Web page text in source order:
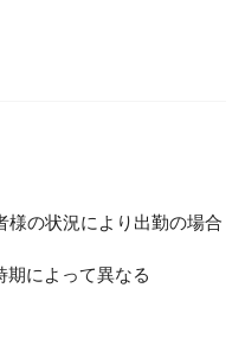
の状況により出勤の場合
によって異なる